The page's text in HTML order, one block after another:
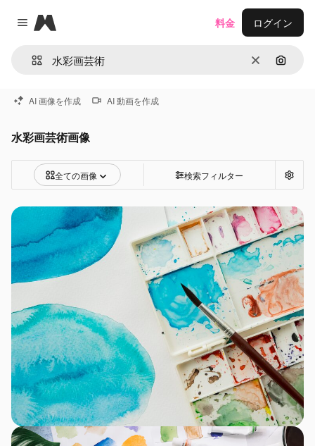
Close menu
Magnific
消去 画像で
料金 ログイン
AI 画像を作成 AI 動画を作成
水彩画芸術画像
全ての画像 検索フィルター